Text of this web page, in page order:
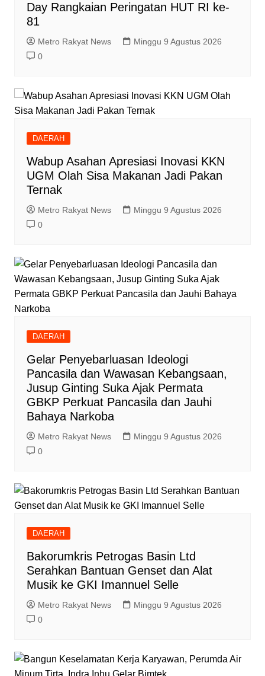
Day Rangkaian Peringatan HUT RI ke-
81
Metro Rakyat News
Minggu 9 Agustus 2026
0
DAERAH
Wabup Asahan Apresiasi Inovasi KKN
UGM Olah Sisa Makanan Jadi Pakan
Ternak
Metro Rakyat News
Minggu 9 Agustus 2026
0
DAERAH
Gelar Penyebarluasan Ideologi
Pancasila dan Wawasan Kebangsaan,
Jusup Ginting Suka Ajak Permata
GBKP Perkuat Pancasila dan Jauhi
Bahaya Narkoba
Metro Rakyat News
Minggu 9 Agustus 2026
0
DAERAH
Bakorumkris Petrogas Basin Ltd
Serahkan Bantuan Genset dan Alat
Musik ke GKI Imannuel Selle
Metro Rakyat News
Minggu 9 Agustus 2026
0